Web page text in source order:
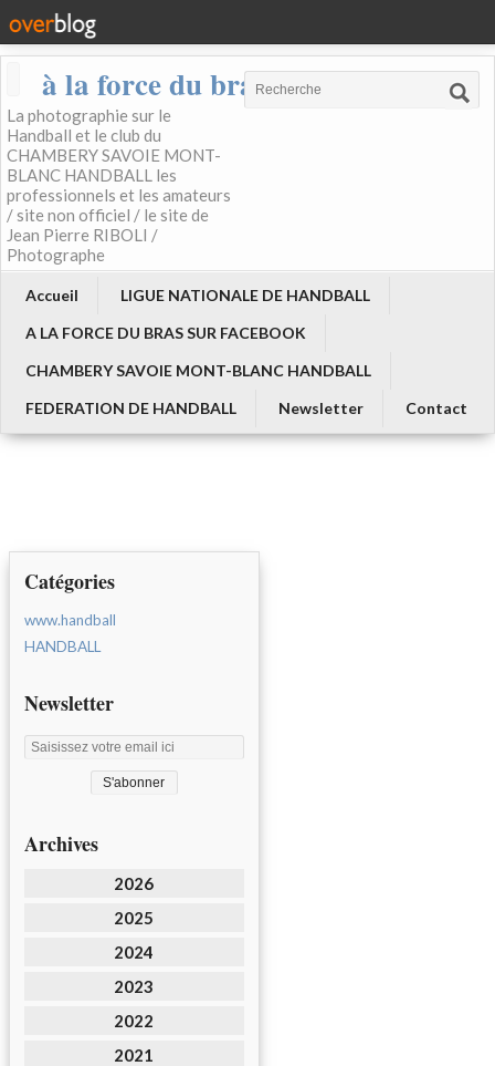
à la force du bras
La photographie sur le
Handball et le club du
CHAMBERY SAVOIE MONT-
BLANC HANDBALL les
professionnels et les amateurs
/ site non officiel / le site de
Jean Pierre RIBOLI /
Photographe
Accueil
LIGUE NATIONALE DE HANDBALL
A LA FORCE DU BRAS SUR FACEBOOK
CHAMBERY SAVOIE MONT-BLANC HANDBALL
FEDERATION DE HANDBALL
Newsletter Contact
Catégories
www.handball
HANDBALL
Newsletter
Archives
2026
2025
2024
2023
2022
2021